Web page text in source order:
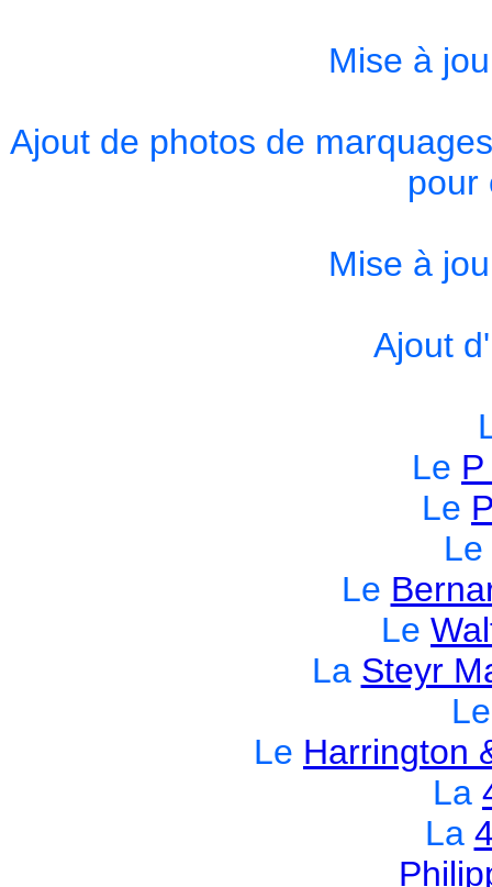
Mise à
Ajout de photos de
pour
Mise à
Ajout
Le
Le
Le
Le
Le
La Steyr
Le Harrington
La
La